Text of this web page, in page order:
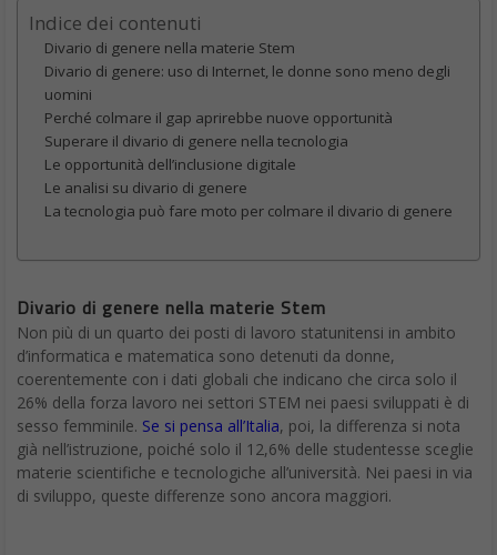
Indice dei contenuti
Divario di genere nella materie Stem
Divario di genere: uso di Internet, le donne sono meno degli
uomini
Perché colmare il gap aprirebbe nuove opportunità
Superare il divario di genere nella tecnologia
Le opportunità dell’inclusione digitale
Le analisi su divario di genere
La tecnologia può fare moto per colmare il divario di genere
Divario di genere nella materie Stem
Non più di un quarto dei posti di lavoro statunitensi in ambito
d’informatica e matematica sono detenuti da donne,
coerentemente con i dati globali che indicano che circa solo il
26% della forza lavoro nei settori STEM nei paesi sviluppati è di
sesso femminile. Se si pensa all’Italia, poi, la differenza si nota
già nell’istruzione, poiché solo il 12,6% delle studentesse sceglie
materie scientifiche e tecnologiche all’università. Nei paesi in via
di sviluppo, queste differenze sono ancora maggiori.